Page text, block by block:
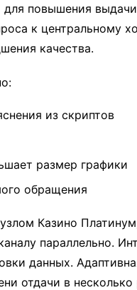
для повышения
к центральному
качества.
из скриптов
размер графики
обращения
Казино
параллельно.
данных.
отдачи в несколько